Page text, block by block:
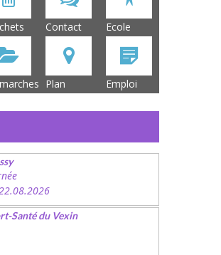
Contact Ecole
Plan Emploi
Santé du Vexin